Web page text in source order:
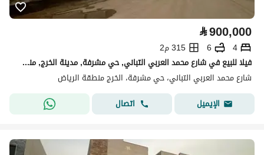
⃁900,000
4
6
315 م2
فيلا للبيع في شارع محمد العربي التباني, حي مشرفة, مدينة الخرج, منطقة الرياض
شارع محمد العربي التباني، حي مشرفة، الخرج منطقة الرياض
الإيميل
اتصال